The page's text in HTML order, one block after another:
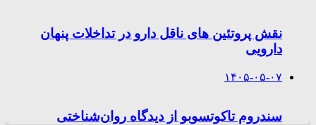
نقش پروتئین های ناقل دارو در تداخلات پنهان
دارویی
۱۴۰۵-۰۵-۰۷
سندروم تاکوتسوبو از دیدگاه روان‌شناختی